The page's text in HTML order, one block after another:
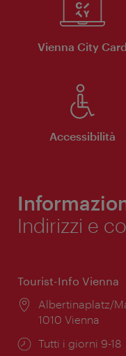
Vienna City Card
Accessibilità
Indirizzi e
Tourist-Info Vienna
Posizione:
Albertinaplatz/
1010 Vienna
Orari
Tutti i giorni 9-18